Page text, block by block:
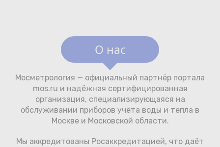
О нас
Мосметрология — официальный партнёр портала
mos.ru и надёжная сертифицированная
организация, специализирующаяся на
обслуживании приборов учёта воды и тепла в
Москве и Московской области.
Мы аккредитованы Росаккредитацией, что даёт